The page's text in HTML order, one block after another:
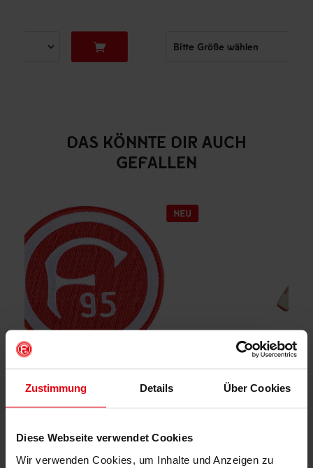
Zustimmung Details Über Cookies
Diese Webseite verwendet Cookies
Wir verwenden Cookies, um Inhalte und Anzeigen zu
DAS KÖNNTE DIR AUCH
GEFALLEN
Magnet 3er-Set "Trikot" 26-27
Mitgliederpreis: € 11,66